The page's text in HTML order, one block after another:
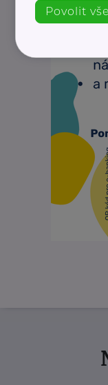
Povolit vše